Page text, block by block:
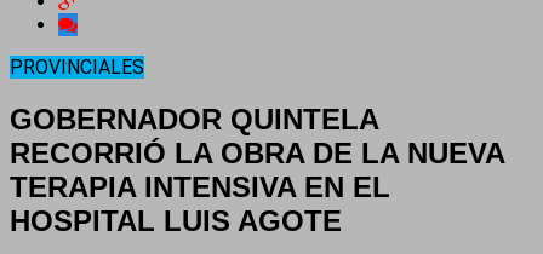
PROVINCIALES
GOBERNADOR QUINTELA
RECORRIÓ LA OBRA DE LA NUEVA
TERAPIA INTENSIVA EN EL
HOSPITAL LUIS AGOTE